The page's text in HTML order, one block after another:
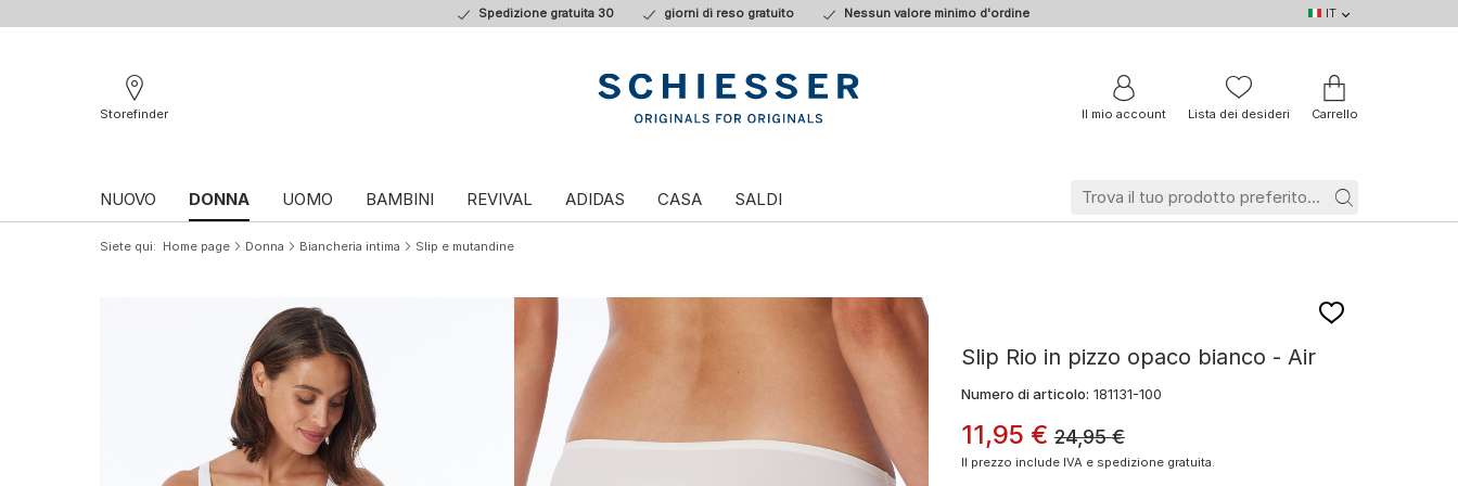
Spedizione gratuita 30 giorni di reso gratuito Nessun valore minimo d'ordine
IT
DE
IT
BE
FR
Storefinder
Il mio account Lista dei desideri Carrello
NUOVO DONNA UOMO BAMBINI REVIVAL ADIDAS CASA SALDI
Siete qui Home page Donna Biancheria intima Slip e mutandine
Slip Rio in pizzo opaco bianco - Air
Numero di articolo: 181131-100
11,95 €24,95 €
Il prezzo include IVA e spedizione gratuita.